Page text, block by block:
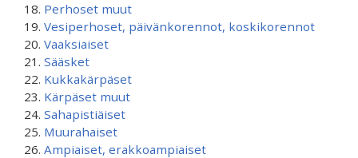
Perhoset muut
Vesiperhoset, päivänkorennot, koskikorennot
Vaaksiaiset
Sääsket
Kukkakärpäset
Kärpäset muut
Sahapistiäiset
Muurahaiset
Ampiaiset, erakkoampiaiset